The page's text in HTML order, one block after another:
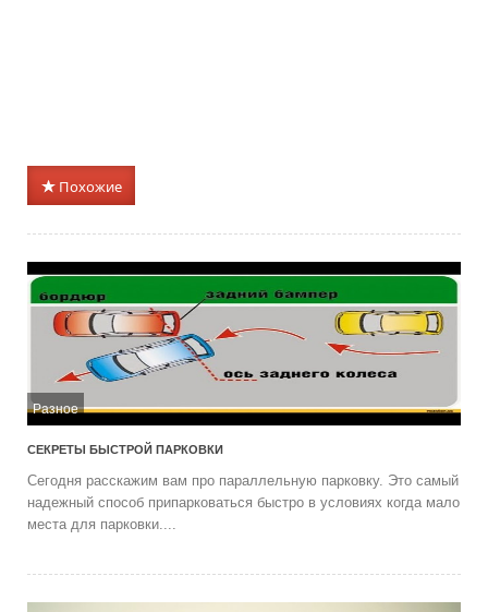
Похожие
Разное
СЕКРЕТЫ БЫСТРОЙ ПАРКОВКИ
Сегодня расскажим вам про параллельную парковку. Это самый
надежный способ припарковаться быстро в условиях когда мало
места для парковки....